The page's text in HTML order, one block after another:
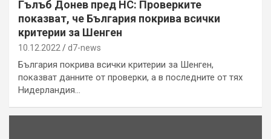
Гълъб Донев пред НС: Проверките
показват, че България покрива всички
критерии за Шенген
10.12.2022 d7-news
България покрива всички критерии за Шенген,
показват данните от проверки, а в последните от тях
Нидерландия…